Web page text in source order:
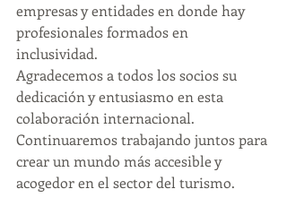
empresas y entidades en donde hay
profesionales formados en
inclusividad.
Agradecemos a todos los socios su
dedicación y entusiasmo en esta
colaboración internacional.
Continuaremos trabajando juntos para
crear un mundo más accesible y
acogedor en el sector del turismo.